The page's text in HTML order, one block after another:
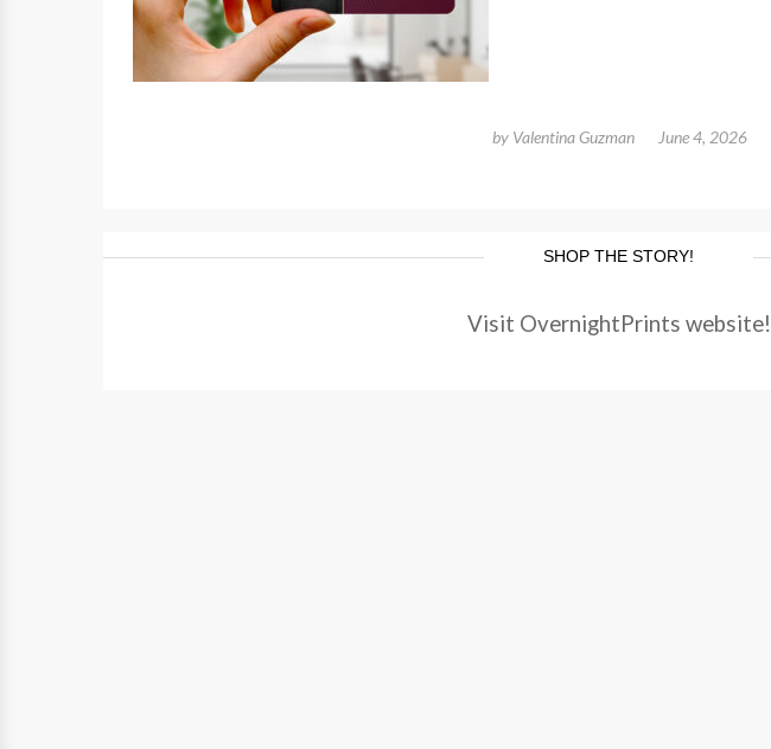
by Valentina Guzman June 4, 2026
SHOP THE STORY!
Visit OvernightPrints website!